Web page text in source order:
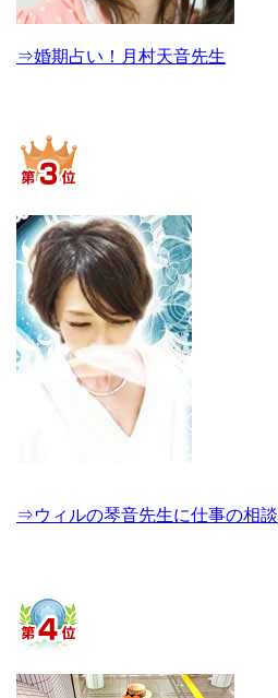
⇒婚期占い！月村天音先生
⇒ウィルの琴音先生に仕事の相談